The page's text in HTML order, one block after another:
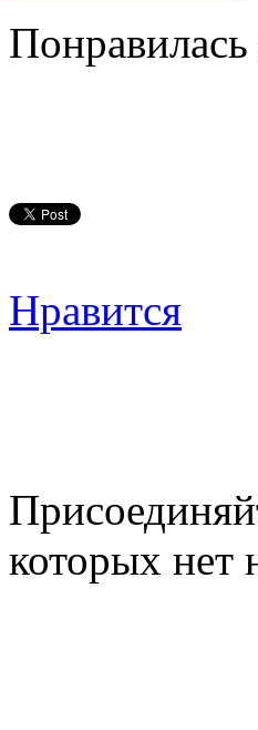
Понравилась
Нравится
которых нет